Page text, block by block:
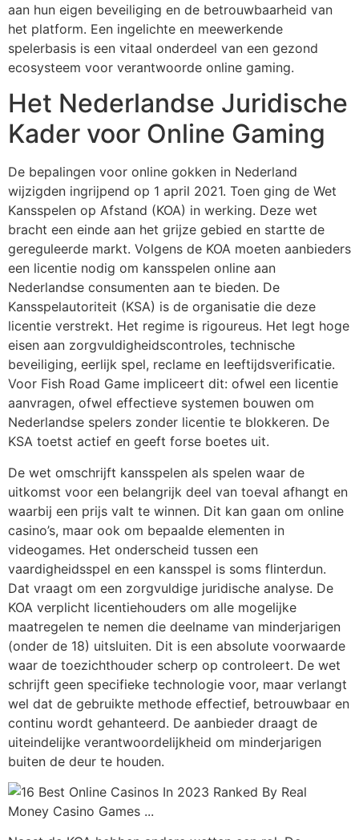
aan hun eigen beveiliging en de betrouwbaarheid van
het platform. Een ingelichte en meewerkende
spelerbasis is een vitaal onderdeel van een gezond
ecosysteem voor verantwoorde online gaming.
Het Nederlandse Juridische
Kader voor Online Gaming
De bepalingen voor online gokken in Nederland
wijzigden ingrijpend op 1 april 2021. Toen ging de Wet
Kansspelen op Afstand (KOA) in werking. Deze wet
bracht een einde aan het grijze gebied en startte de
gereguleerde markt. Volgens de KOA moeten aanbieders
een licentie nodig om kansspelen online aan
Nederlandse consumenten aan te bieden. De
Kansspelautoriteit (KSA) is de organisatie die deze
licentie verstrekt. Het regime is rigoureus. Het legt hoge
eisen aan zorgvuldigheidscontroles, technische
beveiliging, eerlijk spel, reclame en leeftijdsverificatie.
Voor Fish Road Game impliceert dit: ofwel een licentie
aanvragen, ofwel effectieve systemen bouwen om
Nederlandse spelers zonder licentie te blokkeren. De
KSA toetst actief en geeft forse boetes uit.
De wet omschrijft kansspelen als spelen waar de
uitkomst voor een belangrijk deel van toeval afhangt en
waarbij een prijs valt te winnen. Dit kan gaan om online
casino’s, maar ook om bepaalde elementen in
videogames. Het onderscheid tussen een
vaardigheidsspel en een kansspel is soms flinterdun.
Dat vraagt om een zorgvuldige juridische analyse. De
KOA verplicht licentiehouders om alle mogelijke
maatregelen te nemen die deelname van minderjarigen
(onder de 18) uitsluiten. Dit is een absolute voorwaarde
waar de toezichthouder scherp op controleert. De wet
schrijft geen specifieke technologie voor, maar verlangt
wel dat de gebruikte methode effectief, betrouwbaar en
continu wordt gehanteerd. De aanbieder draagt de
uiteindelijke verantwoordelijkheid om minderjarigen
buiten de deur te houden.